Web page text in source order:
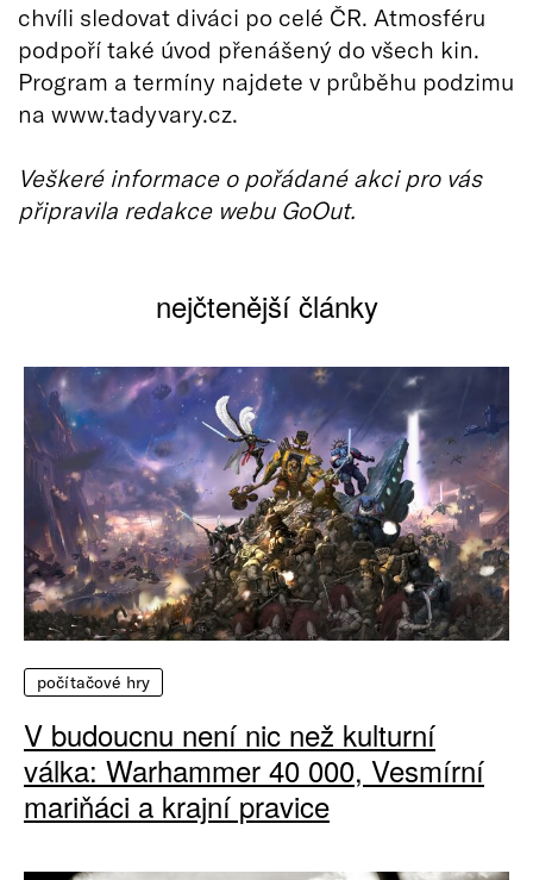
chvíli sledovat diváci po celé ČR. Atmosféru
podpoří také úvod přenášený do všech kin.
Program a termíny najdete v průběhu podzimu
na www.tadyvary.cz.
Veškeré informace o pořádané akci pro vás
připravila redakce webu GoOut.
nejčtenější články
počítačové hry
V budoucnu není nic než kulturní
válka: Warhammer 40 000, Vesmírní
mariňáci a krajní pravice